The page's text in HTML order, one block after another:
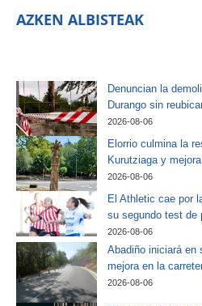
AZKEN ALBISTEAK
Denuncian la
Durango sin
2026-08-06
Elorrio culmina la
Kurutziaga y
2026-08-06
El Athletic cae por
su segundo test de
2026-08-06
Abadiño iniciará en
mejora en la
2026-08-06